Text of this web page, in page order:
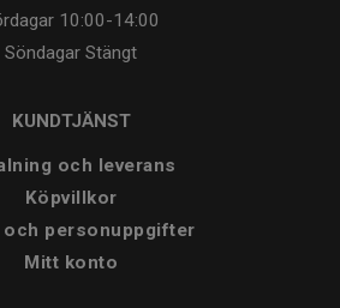
10:00-14:00
Söndagar Stängt
KUNDTJÄNST
och leverans
Köpvillkor
och personuppgifter
Mitt konto